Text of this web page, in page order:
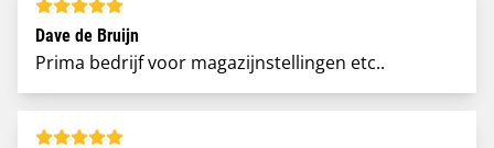
Dave de Bruijn
Prima bedrijf voor magazijnstellingen etc..